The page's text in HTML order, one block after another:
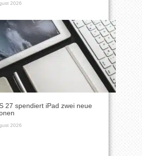
2026
27 spendiert iPad zwei neue
2026